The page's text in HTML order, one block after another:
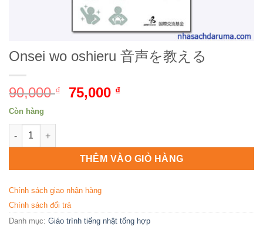
Onsei wo oshieru 音声を教える
90,000₫
Giá
75,000 ₫
75,000 ₫.
Còn hàng
Onsei wo oshieru 音声を教える số lượng
THÊM VÀO GIỎ HÀNG
Chính sách giao nhận hàng
Chính sách đổi trả
Danh mục: Giáo trình tiếng nhật tổng hợp